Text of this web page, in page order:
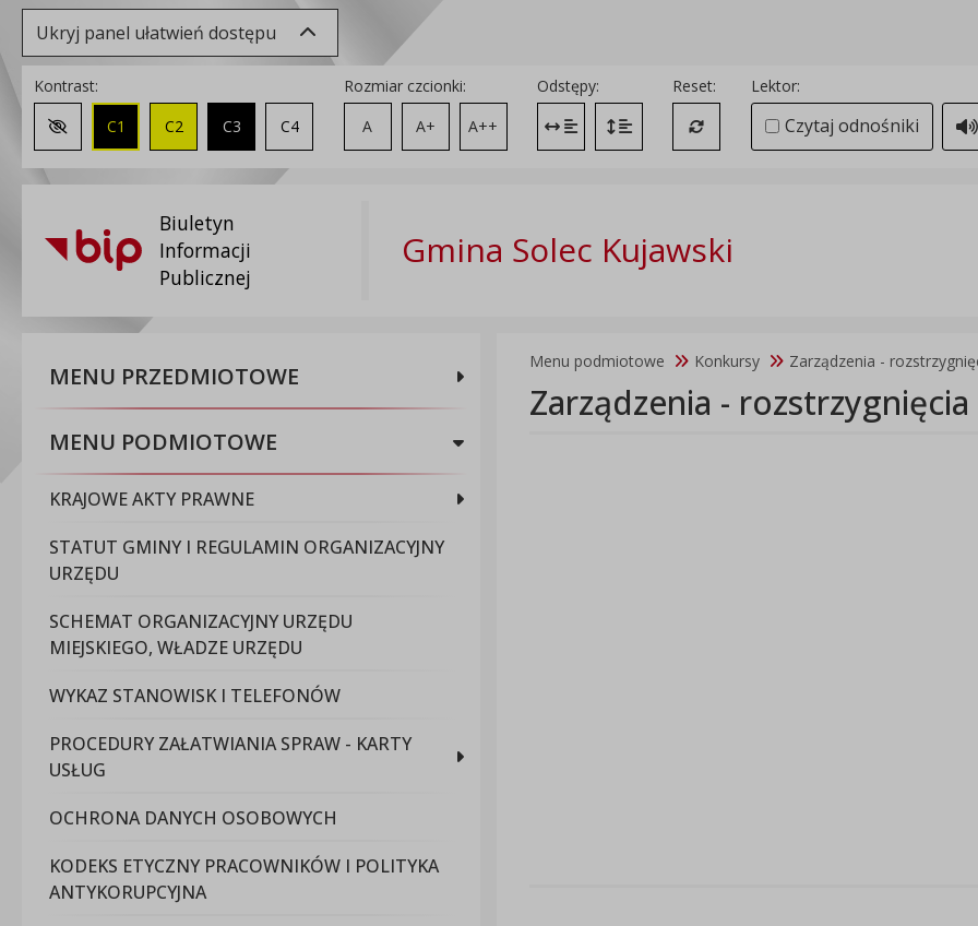
Ukryj panel ułatwień dostępu
Kontrast:
Zmień kontrast na domyślny
C1 C2 C3 C4
Rozmiar czcionki:
A
A+ A++
Odstępy:
Zmień odstęp między literami
Zmień interlinię i margines między paragrafami
Reset:
Przywróć ustawienia domyślne
Lektor:
Czytaj odnośniki
Biuletyn
Informacji
Publicznej
Gmina Solec Kujawski
MENU PRZEDMIOTOWE
MENU PODMIOTOWE
KRAJOWE AKTY PRAWNE
STATUT GMINY I REGULAMIN ORGANIZACYJNY
URZĘDU
SCHEMAT ORGANIZACYJNY URZĘDU
MIEJSKIEGO, WŁADZE URZĘDU
WYKAZ STANOWISK I TELEFONÓW
PROCEDURY ZAŁATWIANIA SPRAW - KARTY
USŁUG
OCHRONA DANYCH OSOBOWYCH
KODEKS ETYCZNY PRACOWNIKÓW I POLITYKA
ANTYKORUPCYJNA
Menu podmiotowe Konkursy Zarządzenia -
Zarządzenia -